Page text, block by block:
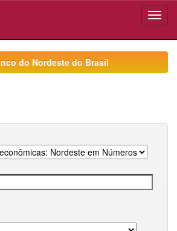
do Nordeste do Brasil